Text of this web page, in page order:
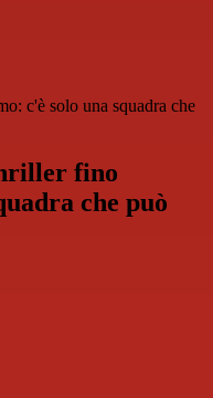
c'è solo una squadra che
fino
che può